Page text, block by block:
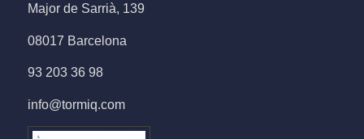
Major de Sarrià, 139
08017 Barcelona
93 203 36 98
info@tormiq.com